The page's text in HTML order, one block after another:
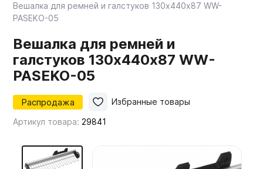
Фурнитура
Столешницы
Фасады
Мебельные образцы, каталоги
Вешалка для ремней и галстуков 130х440х87 WW-
PASEKO-05
Вешалка для ремней и
галстуков 130х440х87 WW-
PASEKO-05
Распродажа
Артикул товара: 29841
Избранные товары